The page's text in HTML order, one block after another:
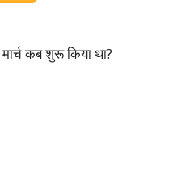
कब शुरू किया था?